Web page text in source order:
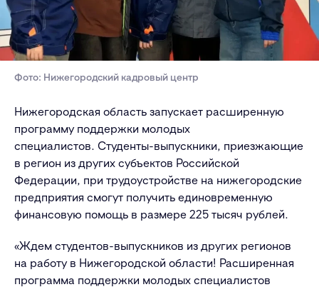
Фото: Нижегородский кадровый центр
Нижегородская область запускает расширенную
программу поддержки молодых
специалистов. Студенты-выпускники, приезжающие
в регион из других субъектов Российской
Федерации, при трудоустройстве на нижегородские
предприятия смогут получить единовременную
финансовую помощь в размере 225 тысяч рублей.
«Ждем студентов-выпускников из других регионов
на работу в Нижегородской области! Расширенная
программа поддержки молодых специалистов